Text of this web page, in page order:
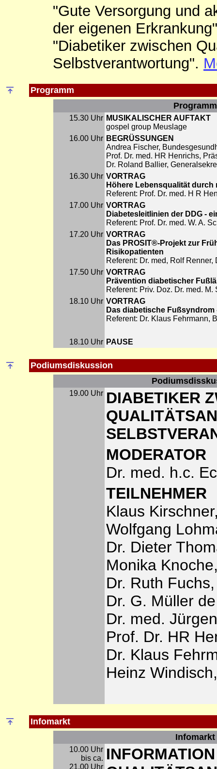
"Gute Versorgung und
der eigenen
"Diabetiker zwischen
Selbstverantwortung".
Programm
15.30 Uhr MUSIKALISCHER AUFTAKT
gospel group Meuslage
16.00 Uhr BEGRÜSSUNGEN
Andrea Fischer,
Prof. Dr. med. HR Henrichs,
Dr. Roland Ballier,
16.30 Uhr VORTRAG
Höhere Lebensqualität
Referent: Prof. Dr. med. H R
17.00 Uhr VORTRAG
Diabetesleitlinien der DDG -
Referent: Prof. Dr. med. W. A.
17.20 Uhr VORTRAG
Das PROSIT®-Projekt zur
Risikopatienten
Referent: Dr. med, Rolf
17.50 Uhr VORTRAG
Prävention diabetischer
Referent: Priv. Doz. Dr. med. M.
18.10 Uhr VORTRAG
Das diabetische
Referent: Dr. Klaus Fehrmann,
18.10 Uhr PAUSE
Podiumsdiskussion
19.00 Uhr DIABETIKER
MODERATOR
Dr. med. h.c.
TEILNEHMER
Klaus
Wolfgang
Dr. Dieter
Monika
Dr. Ruth
Dr. G. Müller
Dr. med.
Prof. Dr. HR
Dr. Klaus
Heinz
Infomarkt
Infomarkt
10.00 Uhr
bis ca.
21.00 Uhr